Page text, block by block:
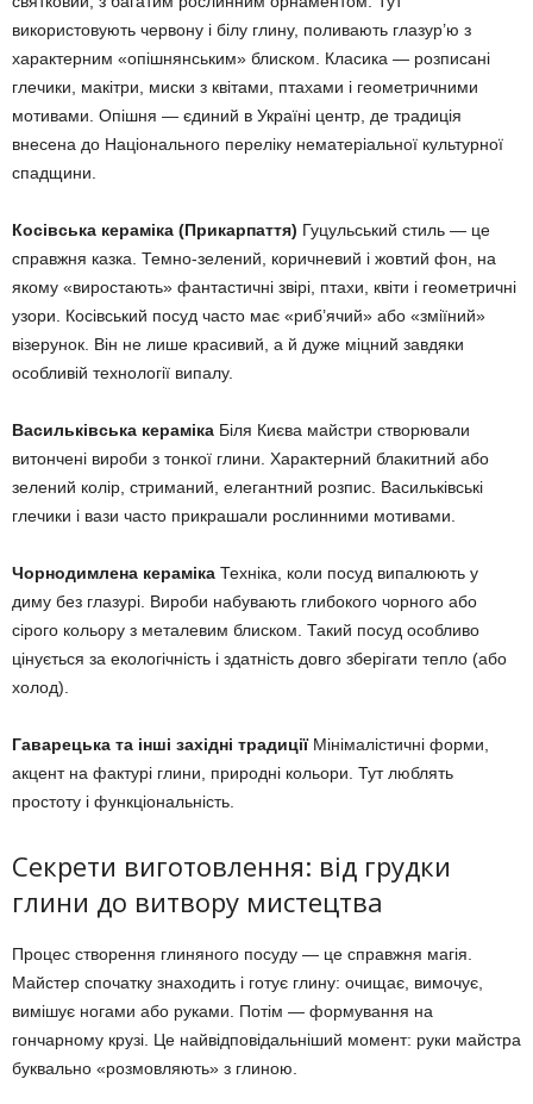
використовують червону і білу глину, поливають глазур’ю з
характерним «опішнянським» блиском. Класика — розписані
глечики, макітри, миски з квітами, птахами і геометричними
мотивами. Опішня — єдиний в Україні центр, де традиція
внесена до Національного переліку нематеріальної культурної
спадщини.
Косівська кераміка (Прикарпаття) Гуцульський стиль — це
справжня казка. Темно-зелений, коричневий і жовтий фон, на
якому «виростають» фантастичні звірі, птахи, квіти і геометричні
узори. Косівський посуд часто має «риб’ячий» або «зміїний»
візерунок. Він не лише красивий, а й дуже міцний завдяки
особливій технології випалу.
Васильківська кераміка Біля Києва майстри створювали
витончені вироби з тонкої глини. Характерний блакитний або
зелений колір, стриманий, елегантний розпис. Васильківські
глечики і вази часто прикрашали рослинними мотивами.
Чорнодимлена кераміка Техніка, коли посуд випалюють у
диму без глазурі. Вироби набувають глибокого чорного або
сірого кольору з металевим блиском. Такий посуд особливо
цінується за екологічність і здатність довго зберігати тепло (або
холод).
Гаварецька та інші західні традиціїМінімалістичні форми,
акцент на фактурі глини, природні кольори. Тут люблять
простоту і функціональність.
Секрети виготовлення: від грудки
глини до витвору мистецтва
Процес створення глиняного посуду — це справжня магія.
Майстер спочатку знаходить і готує глину: очищає, вимочує,
вимішує ногами або руками. Потім — формування на
гончарному крузі. Це найвідповідальніший момент: руки майстра
буквально «розмовляють» з глиною.